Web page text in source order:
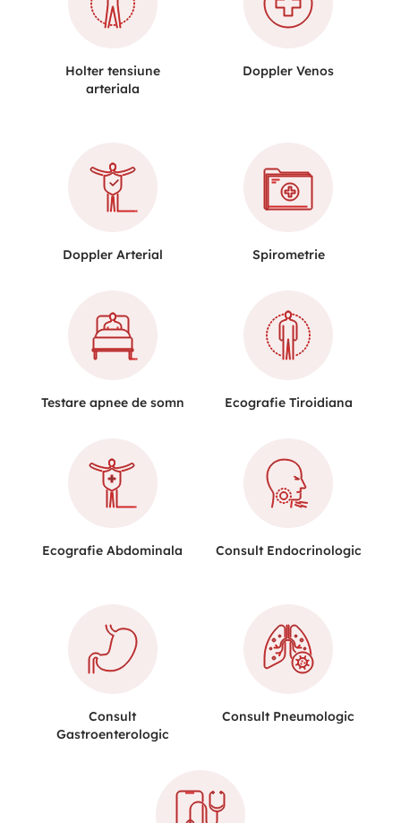
Holter tensiune
arteriala
Doppler Venos
Doppler Arterial Spirometrie
Testare apnee de somn Ecografie Tiroidiana
Ecografie Abdominala Consult Endocrinologic
Consult
Gastroenterologic
Consult Pneumologic